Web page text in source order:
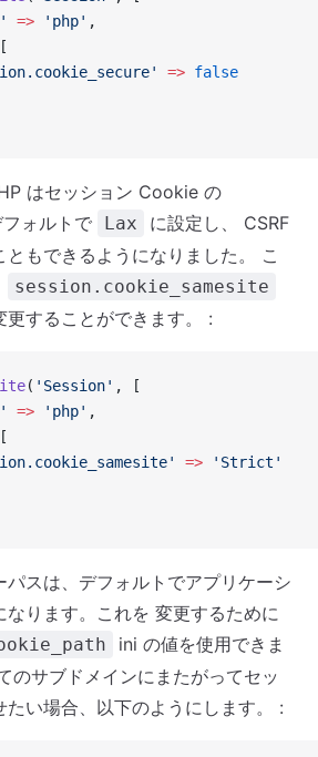
=> 'php' ,
[
=> false
はセッション Cookie の
ォルトで Lax
に設定し、 CSRF
もできるようになりました。 こ
session.cookie_samesite
することができます。 :
( 'Session' , [
=> 'php' ,
[
=> 'Strict'
パスは、デフォルトでアプリケーシ
なります。これを 変更するために
ini の値を使用できま
のサブドメインにまたがってセッ
たい場合、以下のようにします。 :